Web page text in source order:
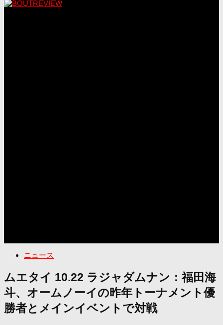
ニュース
ムエタイ 10.22 ラジャダムナン：福田海
斗、オームノーイの昨年トーナメント優
勝者とメインイベントで対戦